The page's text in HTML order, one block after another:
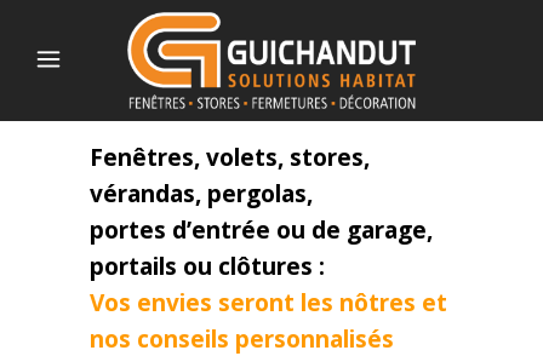
Fenêtres, volets, stores,
vérandas, pergolas,
portes d’entrée ou de garage,
portails ou clôtures :
Vos envies seront les nôtres et
nos conseils personnalisés